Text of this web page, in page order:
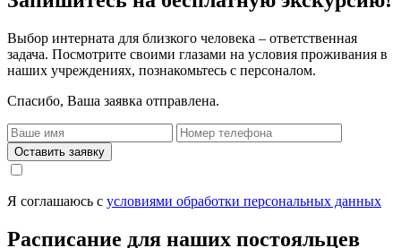
Выбор интерната для близкого человека – ответственная
задача. Посмотрите своими глазами на условия проживания в
наших учреждениях, познакомьтесь с персоналом.
Спасибо, Ваша заявка отправлена.
Оставить заявку
Я соглашаюсь с условиями обработки персональных данных
Расписание для наших постояльцев